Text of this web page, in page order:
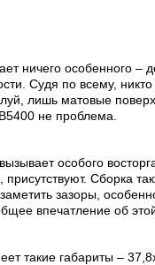
ничего особенного –
Судя по всему,
лишь матовые
не проблема.
особого
Сборка
зазоры,
впечатление об
такие габариты –